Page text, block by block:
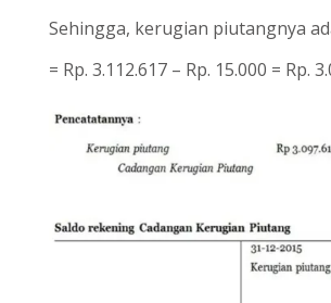
Sehingga, kerugian piutangnya
= Rp. 3.112.617 – Rp. 15.000 = Rp.